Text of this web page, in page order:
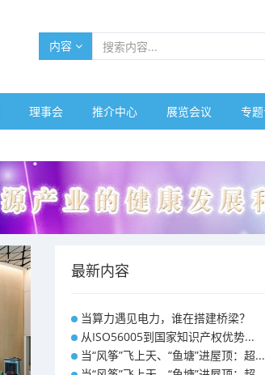
内容
理事会 推介中心 展览会议 专
最新内容
当算力遇见电力，谁在搭建桥梁？
从ISO56005到国家知识产权优势...
当“风筝”飞上天、“鱼塘”进屋顶：超...